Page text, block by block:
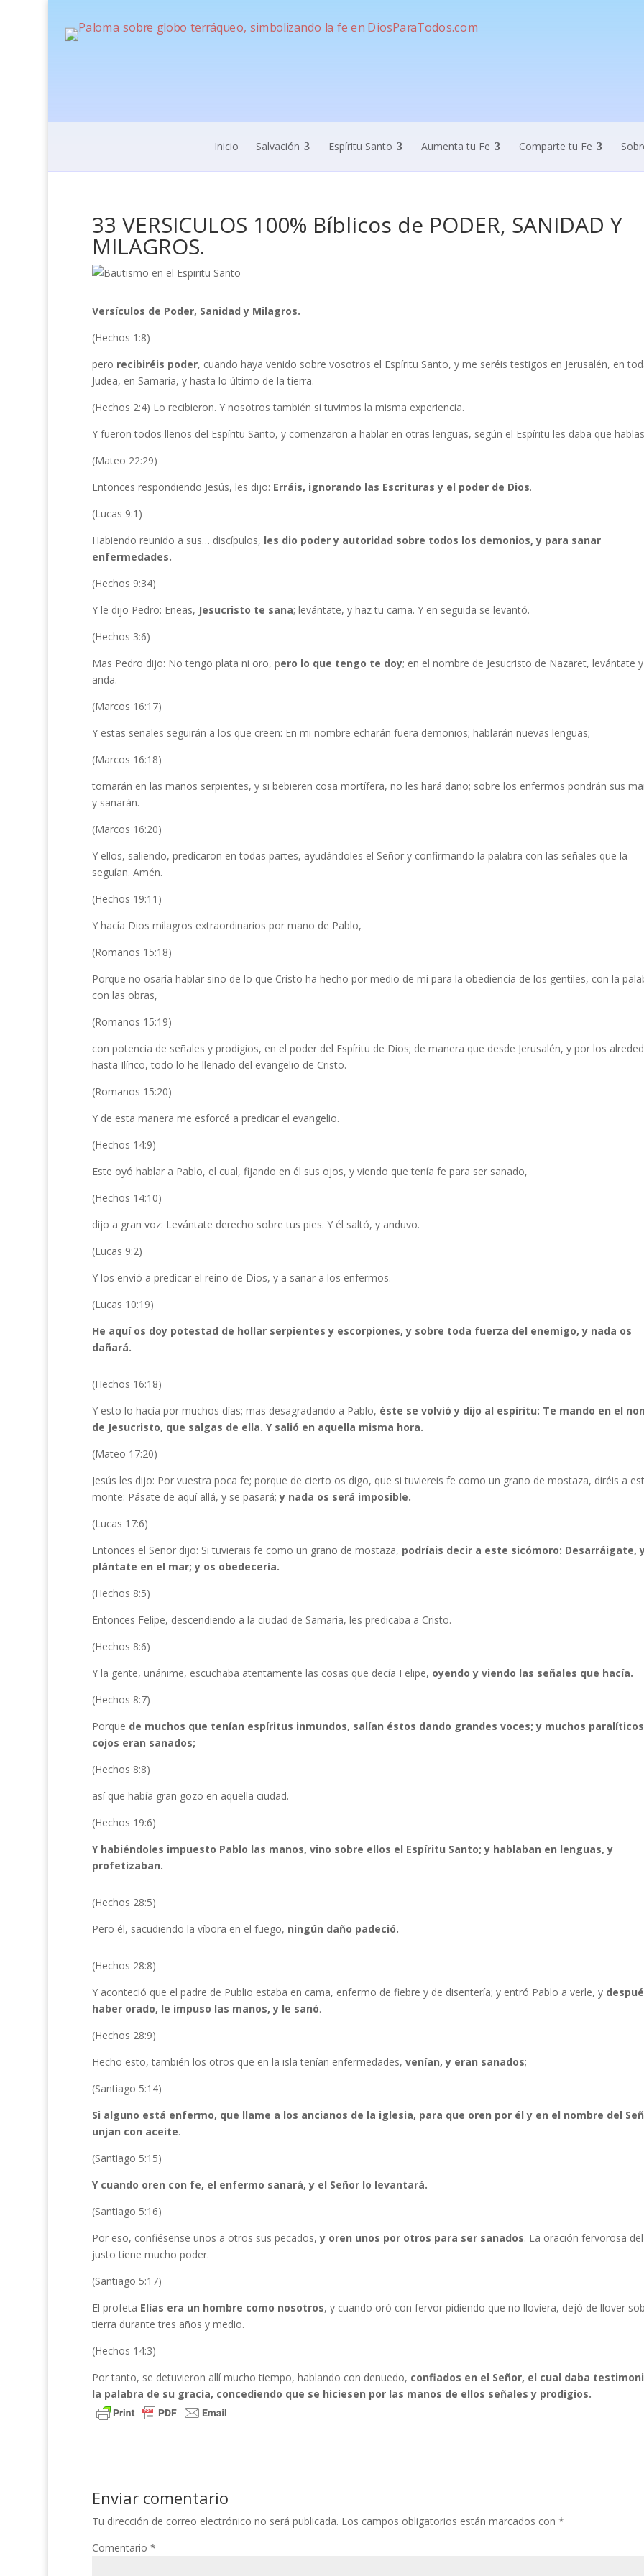
Inicio Salvación Espíritu Santo Aumenta tu Fe Comparte tu Fe
33 VERSICULOS 100% Bíblicos de PODER, SANIDAD Y
MILAGROS.
Versículos de Poder, Sanidad y Milagros.
(Hechos 1:8)
pero recibiréis poder, cuando haya venido sobre vosotros el Espíritu Santo, y me seréis testigos en Jerusalén, en
Judea, en Samaria, y hasta lo último de la tierra.
(Hechos 2:4) Lo recibieron. Y nosotros también si tuvimos la misma experiencia.
Y fueron todos llenos del Espíritu Santo, y comenzaron a hablar en otras lenguas, según el Espíritu les daba que
(Mateo 22:29)
Entonces respondiendo Jesús, les dijo: Erráis, ignorando las Escrituras y el poder de Dios.
(Lucas 9:1)
Habiendo reunido a sus… discípulos, les dio poder y autoridad sobre todos los demonios, y para sanar
enfermedades.
(Hechos 9:34)
Y le dijo Pedro: Eneas, Jesucristo te sana; levántate, y haz tu cama. Y en seguida se levantó.
(Hechos 3:6)
Mas Pedro dijo: No tengo plata ni oro, pero lo que tengo te doy; en el nombre de Jesucristo de Nazaret, levántate y
anda.
(Marcos 16:17)
Y estas señales seguirán a los que creen: En mi nombre echarán fuera demonios; hablarán nuevas lenguas;
(Marcos 16:18)
tomarán en las manos serpientes, y si bebieren cosa mortífera, no les hará daño; sobre los enfermos pondrán sus
y sanarán.
(Marcos 16:20)
Y ellos, saliendo, predicaron en todas partes, ayudándoles el Señor y confirmando la palabra con las señales que la
seguían. Amén.
(Hechos 19:11)
Y hacía Dios milagros extraordinarios por mano de Pablo,
(Romanos 15:18)
Porque no osaría hablar sino de lo que Cristo ha hecho por medio de mí para la obediencia de los gentiles, con la
con las obras,
(Romanos 15:19)
con potencia de señales y prodigios, en el poder del Espíritu de Dios; de manera que desde Jerusalén, y por los
hasta Ilírico, todo lo he llenado del evangelio de Cristo.
(Romanos 15:20)
Y de esta manera me esforcé a predicar el evangelio.
(Hechos 14:9)
Este oyó hablar a Pablo, el cual, fijando en él sus ojos, y viendo que tenía fe para ser sanado,
(Hechos 14:10)
dijo a gran voz: Levántate derecho sobre tus pies. Y él saltó, y anduvo.
(Lucas 9:2)
Y los envió a predicar el reino de Dios, y a sanar a los enfermos.
(Lucas 10:19)
He aquí os doy potestad de hollar serpientes y escorpiones, y sobre toda fuerza del enemigo, y nada os
dañará.
(Hechos 16:18)
Y esto lo hacía por muchos días; mas desagradando a Pablo, éste se volvió y dijo al espíritu: Te mando en el
de Jesucristo, que salgas de ella. Y salió en aquella misma hora.
(Mateo 17:20)
Jesús les dijo: Por vuestra poca fe; porque de cierto os digo, que si tuviereis fe como un grano de mostaza, diréis a
monte: Pásate de aquí allá, y se pasará;y nada os será imposible.
(Lucas 17:6)
Entonces el Señor dijo: Si tuvierais fe como un grano de mostaza, podríais decir a este sicómoro: Desarráigate,
plántate en el mar; y os obedecería.
(Hechos 8:5)
Entonces Felipe, descendiendo a la ciudad de Samaria, les predicaba a Cristo.
(Hechos 8:6)
Y la gente, unánime, escuchaba atentamente las cosas que decía Felipe, oyendo y viendo las señales que hacía.
(Hechos 8:7)
Porque de muchos que tenían espíritus inmundos, salían éstos dando grandes voces; y muchos
cojos eran sanados;
(Hechos 8:8)
así que había gran gozo en aquella ciudad.
(Hechos 19:6)
Y habiéndoles impuesto Pablo las manos, vino sobre ellos el Espíritu Santo; y hablaban en lenguas, y
profetizaban.
(Hechos 28:5)
Pero él, sacudiendo la víbora en el fuego, ningún daño padeció.
(Hechos 28:8)
Y aconteció que el padre de Publio estaba en cama, enfermo de fiebre y de disentería; y entró Pablo a verle, y
haber orado, le impuso las manos, y le sanó.
(Hechos 28:9)
Hecho esto, también los otros que en la isla tenían enfermedades, venían, y eran sanados;
(Santiago 5:14)
Si alguno está enfermo, que llame a los ancianos de la iglesia, para que oren por él y en el nombre del
unjan con aceite.
(Santiago 5:15)
Y cuando oren con fe, el enfermo sanará, y el Señor lo levantará.
(Santiago 5:16)
Por eso, confiésense unos a otros sus pecados,y oren unos por otros para ser sanados. La oración fervorosa del
justo tiene mucho poder.
(Santiago 5:17)
El profeta Elías era un hombre como nosotros, y cuando oró con fervor pidiendo que no lloviera, dejó de llover
tierra durante tres años y medio.
(Hechos 14:3)
Por tanto, se detuvieron allí mucho tiempo, hablando con denuedo, confiados en el Señor, el cual daba
la palabra de su gracia, concediendo que se hiciesen por las manos de ellos señales y prodigios.
Enviar comentario
Tu dirección de correo electrónico no será publicada. Los campos obligatorios están marcados con *
Comentario *